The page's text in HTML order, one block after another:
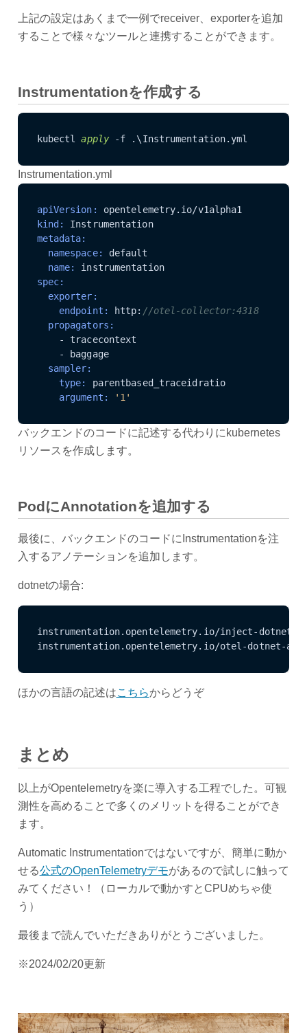
上記の設定はあくまで一例でreceiver、exporterを追加
することで様々なツールと連携することができます。
Instrumentationを作成する
kubectl apply -f .\Instrumentation.yml
Instrumentation.yml
apiVersion:
kind:
Instrumentation
metadata:
  namespace:
  name:
instrumentation
spec:
  exporter:
    endpoint:
http: //otel-collector:4318
  propagators:
    - tracecontext
    - baggage
  sampler:
    type:
    argument:
'1'
バックエンドのコードに記述する代わりにkubernetes
リソースを作成します。
PodにAnnotationを追加する
最後に、バックエンドのコードにInstrumentationを注
入するアノテーションを追加します。
dotnetの場合:
instrumentation.opentelemetry.io/inject-dotnet:
instrumentation.opentelemetry.io/otel-dotnet-
ほかの言語の記述はこちらからどうぞ
まとめ
以上がOpentelemetryを楽に導入する工程でした。可観
測性を高めることで多くのメリットを得ることができ
ます。
Automatic Instrumentationではないですが、簡単に動か
せる公式のOpenTelemetryデモがあるので試しに触って
みてください！（ローカルで動かすとCPUめちゃ使
う）
最後まで読んでいただきありがとうございました。
※2024/02/20更新